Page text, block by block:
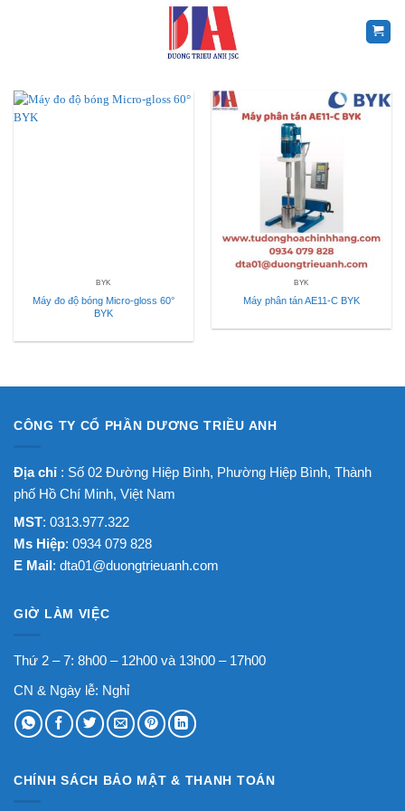
BYK
Máy đo độ bóng Micro-gloss 60°
BYK
BYK
Máy phân tán AE11-C BYK
CÔNG TY CỔ PHẦN DƯƠNG TRIỀU ANH
Địa chỉ : Số 02 Đường Hiệp Bình, Phường Hiệp Bình, Thành
phố Hồ Chí Minh, Việt Nam
MST: 0313.977.322
Ms Hiệp: 0934 079 828
E Mail: dta01@duongtrieuanh.com
GIỜ LÀM VIỆC
Thứ 2 – 7: 8h00 – 12h00 và 13h00 – 17h00
CN & Ngày lễ: Nghỉ
CHÍNH SÁCH BẢO MẬT & THANH TOÁN